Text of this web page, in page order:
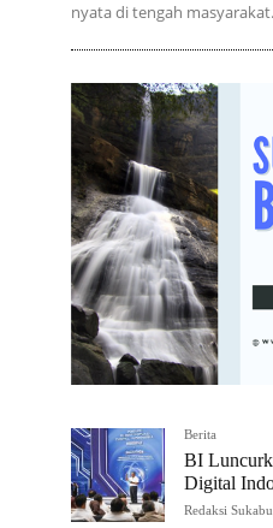
nyata di tengah
Berita
BI
Digital
Redaksi